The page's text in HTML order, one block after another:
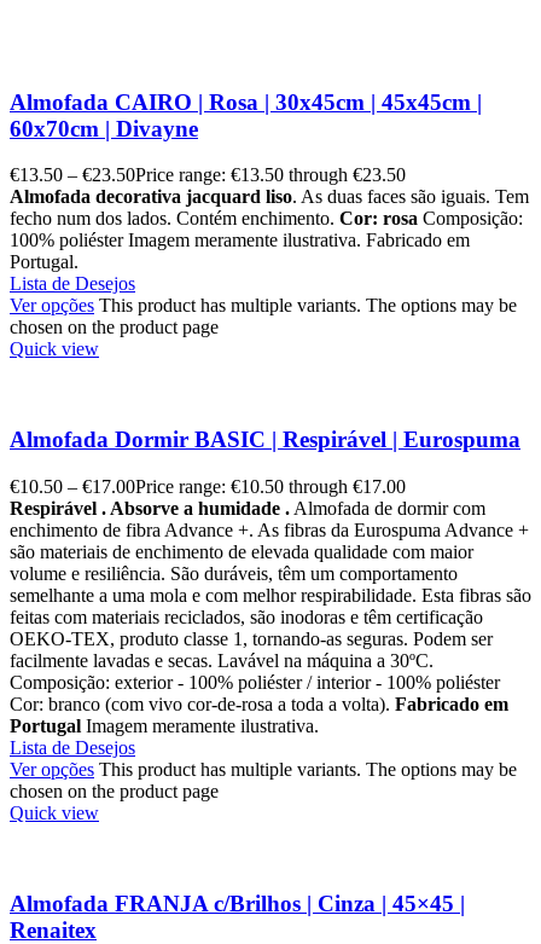
Almofada CAIRO | Rosa | 30x45cm | 45x45cm |
60x70cm | Divayne
€13.50 – €23.50Price range: €13.50 through €23.50
Almofada decorativa jacquard liso. As duas faces são iguais. Tem
fecho num dos lados. Contém enchimento. Cor: rosa Composição:
100% poliéster Imagem meramente ilustrativa. Fabricado em
Portugal.
Lista de Desejos
Ver opções This product has multiple variants. The options may be
chosen on the product page
Quick view
Almofada Dormir BASIC | Respirável | Eurospuma
€10.50 – €17.00Price range: €10.50 through €17.00
Respirável . Absorve a humidade . Almofada de dormir com
enchimento de fibra Advance +. As fibras da Eurospuma Advance +
são materiais de enchimento de elevada qualidade com maior
volume e resiliência. São duráveis, têm um comportamento
semelhante a uma mola e com melhor respirabilidade. Esta fibras são
feitas com materiais reciclados, são inodoras e têm certificação
OEKO-TEX, produto classe 1, tornando-as seguras. Podem ser
facilmente lavadas e secas. Lavável na máquina a 30ºC.
Composição: exterior - 100% poliéster / interior - 100% poliéster
Cor: branco (com vivo cor-de-rosa a toda a volta). Fabricado em
Portugal Imagem meramente ilustrativa.
Lista de Desejos
Ver opções This product has multiple variants. The options may be
chosen on the product page
Quick view
Almofada FRANJA c/Brilhos | Cinza | 45×45 |
Renaitex